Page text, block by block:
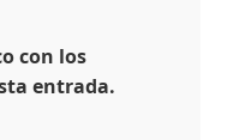
con los
entrada.